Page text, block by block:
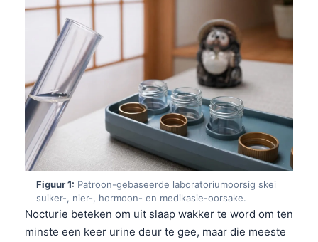
Figuur 1: Patroon-gebaseerde laboratoriumoorsig skei
suiker-, nier-, hormoon- en medikasie-oorsake.
Nocturie beteken om uit slaap wakker te word om ten
minste een keer urine deur te gee, maar die meeste